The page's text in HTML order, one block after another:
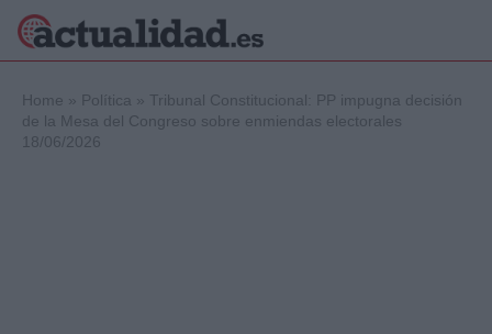
Home » Política » Tribunal Constitucional: PP impugna decisión
de la Mesa del Congreso sobre enmiendas electorales
18/06/2026